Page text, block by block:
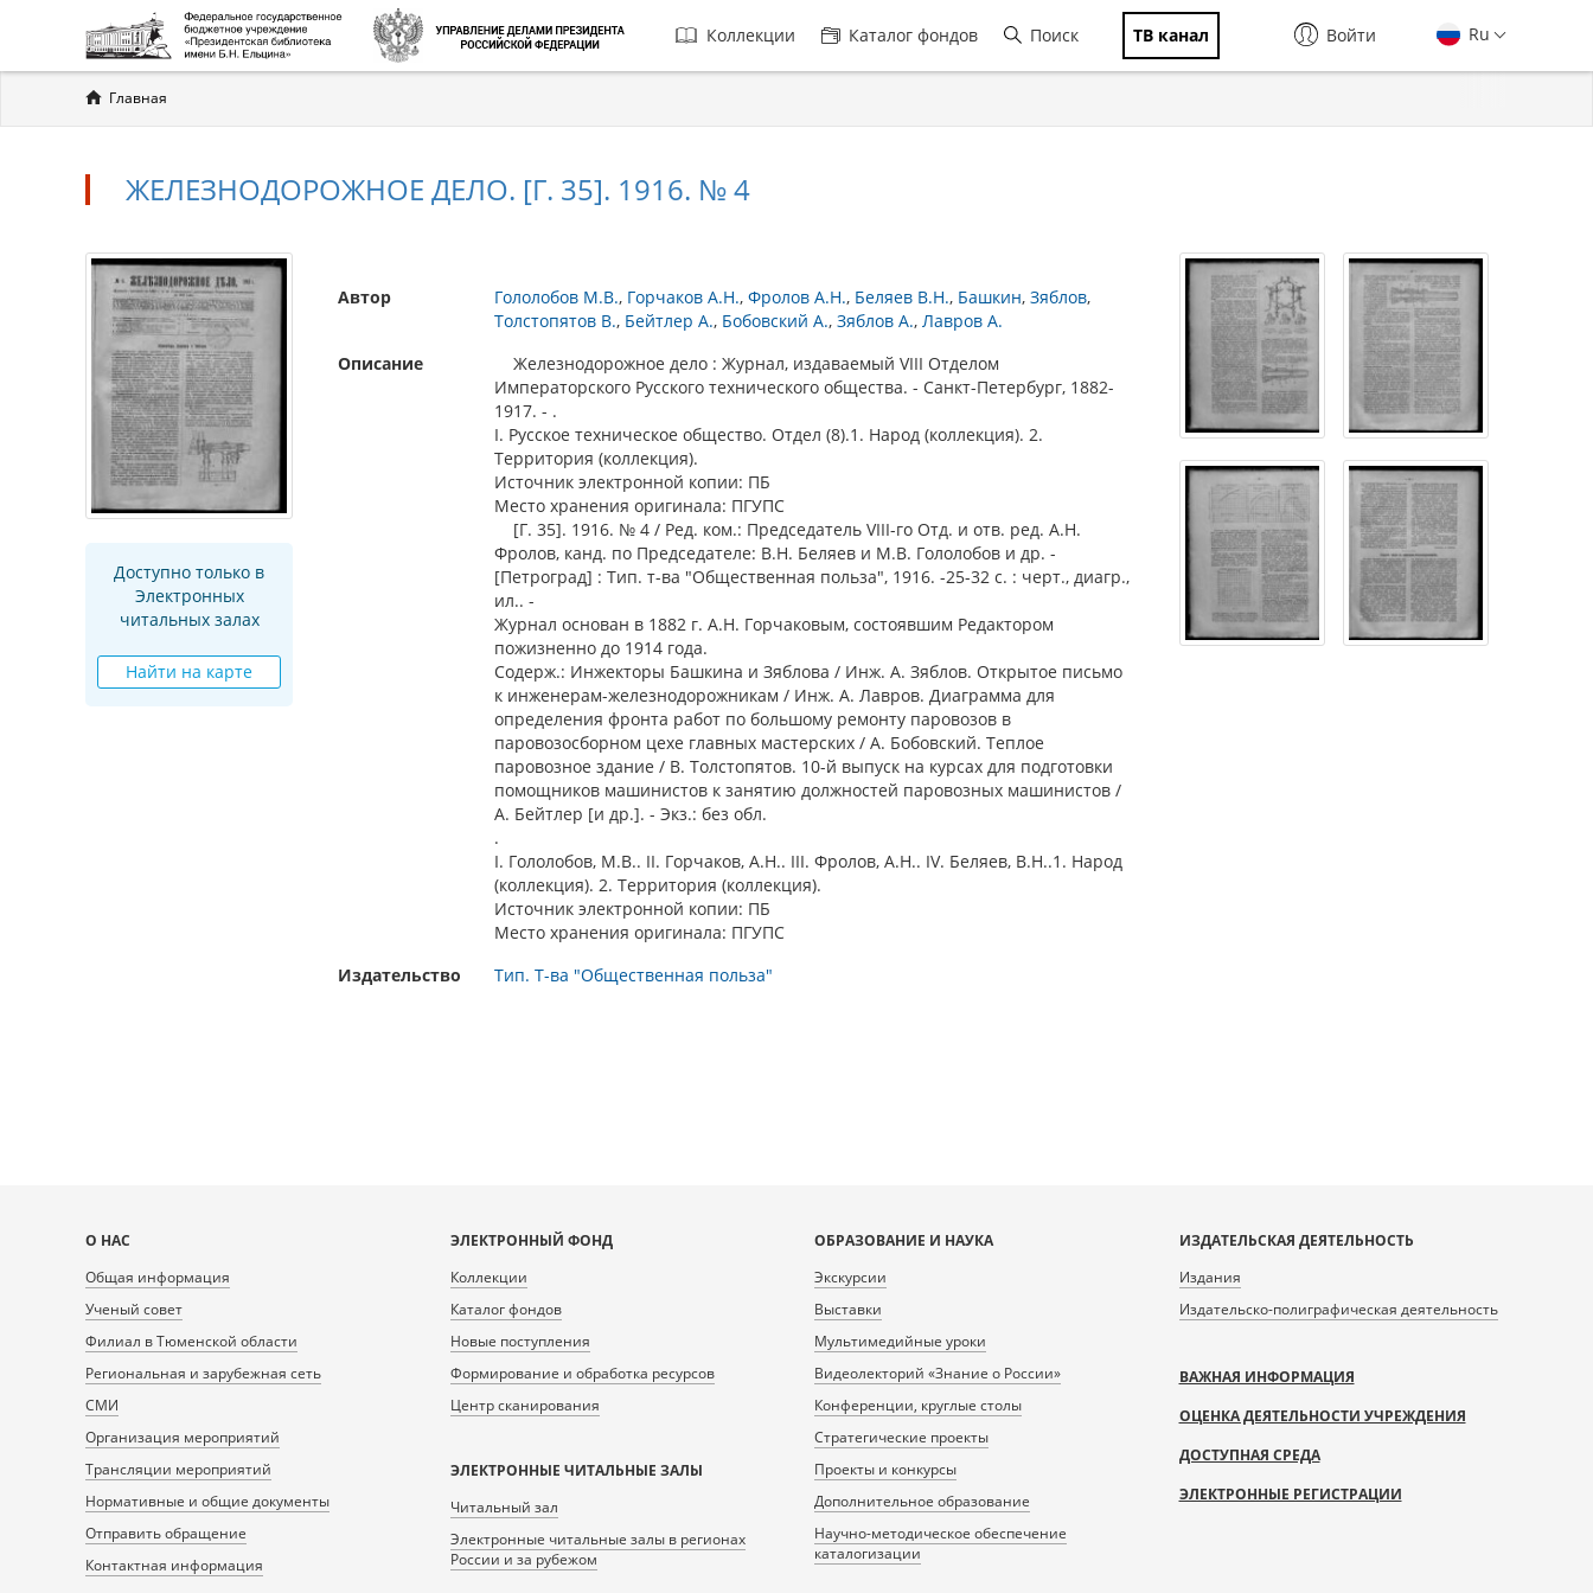
Главная
навигация
Коллекции Каталог фондов Поиск ТВ канал Ru
Войти
Вы
здесь
Главная
ЖЕЛЕЗНОДОРОЖНОЕ ДЕЛО. [Г. 35]. 1916. № 4
Доступно только в
Электронных
читальных залах
Найти на карте
Автор Гололобов М.В. Горчаков А.Н. Фролов А.Н. Беляев В.Н. Башкин Зяблов
Толстопятов В. Бейтлер А. Бобовский А. Зяблов А. Лавров А.
Описание
Железнодорожное дело : Журнал, издаваемый VIII Отделом
Императорского Русского технического общества. - Санкт-Петербург, 1882-
1917. - .
I. Русское техническое общество. Отдел (8).1. Народ (коллекция). 2.
Территория (коллекция).
Источник электронной копии: ПБ
Место хранения оригинала: ПГУПС
[Г. 35]. 1916. № 4 / Ред. ком.: Председатель VIII-го Отд. и отв. ред. А.Н.
Фролов, канд. по Председателе: В.Н. Беляев и М.В. Гололобов и др. -
[Петроград] : Тип. т-ва "Общественная польза", 1916. -25-32 с. : черт., диагр.,
ил.. -
Журнал основан в 1882 г. А.Н. Горчаковым, состоявшим Редактором
пожизненно до 1914 года.
Содерж.: Инжекторы Башкина и Зяблова / Инж. А. Зяблов. Открытое письмо
к инженерам-железнодорожникам / Инж. А. Лавров. Диаграмма для
определения фронта работ по большому ремонту паровозов в
паровозосборном цехе главных мастерских / А. Бобовский. Теплое
паровозное здание / В. Толстопятов. 10-й выпуск на курсах для подготовки
помощников машинистов к занятию должностей паровозных машинистов /
А. Бейтлер [и др.]. - Экз.: без обл.
.
I. Гололобов, М.В.. II. Горчаков, А.Н.. III. Фролов, А.Н.. IV. Беляев, В.Н..1. Народ
(коллекция). 2. Территория (коллекция).
Источник электронной копии: ПБ
Место хранения оригинала: ПГУПС
Издательство
Тип. Т-ва "Общественная польза"
Карта
сайта
О НАС
Общая информация
Ученый совет
Филиал в Тюменской области
Региональная и зарубежная сеть
СМИ
Организация мероприятий
Трансляции мероприятий
Нормативные и общие документы
Отправить обращение
Контактная информация
ЭЛЕКТРОННЫЙ ФОНД
Коллекции
Каталог фондов
Новые поступления
Формирование и обработка ресурсов
Центр сканирования
ЭЛЕКТРОННЫЕ ЧИТАЛЬНЫЕ ЗАЛЫ
Читальный зал
Электронные читальные залы в регионах
России и за рубежом
ОБРАЗОВАНИЕ И НАУКА
Экскурсии
Выставки
Мультимедийные уроки
Видеолекторий «Знание о России»
Конференции, круглые столы
Стратегические проекты
Проекты и конкурсы
Дополнительное образование
Научно-методическое обеспечение
каталогизации
ИЗДАТЕЛЬСКАЯ ДЕЯТЕЛЬНОСТЬ
Издания
Издательско-полиграфическая деятельность
ВАЖНАЯ ИНФОРМАЦИЯ
ОЦЕНКА ДЕЯТЕЛЬНОСТИ УЧРЕЖДЕНИЯ
ДОСТУПНАЯ СРЕДА
ЭЛЕКТРОННЫЕ РЕГИСТРАЦИИ